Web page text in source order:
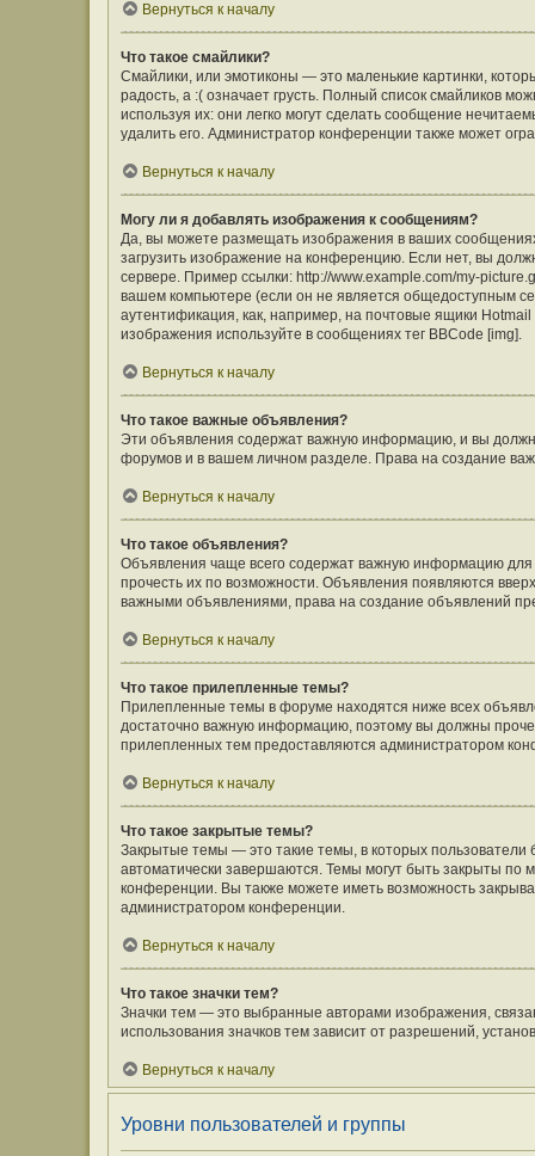
Вернуться к началу
Что такое смайлики?
Смайлики, или эмотиконы — это маленькие картинки,
радость, а :( означает грусть. Полный список смайликов
используя их: они легко могут сделать сообщение
удалить его. Администратор конференции также может
Вернуться к началу
Могу ли я добавлять изображения к сообщениям?
Да, вы можете размещать изображения в ваших
загрузить изображение на конференцию. Если нет, вы
сервере. Пример ссылки: http://www.example.com/my-
вашем компьютере (если он не является общедоступным
аутентификация, как, например, на почтовые ящики
изображения используйте в сообщениях тег BBCode [img].
Вернуться к началу
Что такое важные объявления?
Эти объявления содержат важную информацию, и вы
форумов и в вашем личном разделе. Права на создание
Вернуться к началу
Что такое объявления?
Объявления чаще всего содержат важную информацию
прочесть их по возможности. Объявления появляются
важными объявлениями, права на создание объявлений
Вернуться к началу
Что такое прилепленные темы?
Прилепленные темы в форуме находятся ниже всех
достаточно важную информацию, поэтому вы должны
прилепленных тем предоставляются администратором
Вернуться к началу
Что такое закрытые темы?
Закрытые темы — это такие темы, в которых
автоматически завершаются. Темы могут быть закрыты
конференции. Вы также можете иметь возможность
администратором конференции.
Вернуться к началу
Что такое значки тем?
Значки тем — это выбранные авторами изображения,
использования значков тем зависит от разрешений,
Вернуться к началу
Уровни пользователей и группы